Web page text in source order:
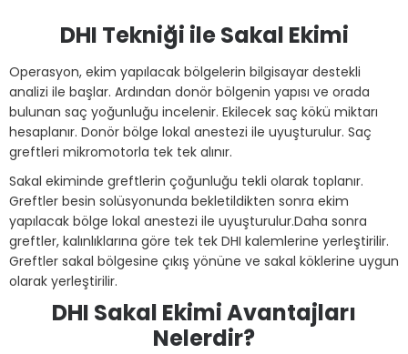
DHI Tekniği ile Sakal Ekimi
Operasyon, ekim yapılacak bölgelerin bilgisayar destekli
analizi ile başlar. Ardından donör bölgenin yapısı ve orada
bulunan saç yoğunluğu incelenir. Ekilecek saç kökü miktarı
hesaplanır. Donör bölge lokal anestezi ile uyuşturulur. Saç
greftleri mikromotorla tek tek alınır.
Sakal ekiminde greftlerin çoğunluğu tekli olarak toplanır.
Greftler besin solüsyonunda bekletildikten sonra ekim
yapılacak bölge lokal anestezi ile uyuşturulur.Daha sonra
greftler, kalınlıklarına göre tek tek DHI kalemlerine yerleştirilir.
Greftler sakal bölgesine çıkış yönüne ve sakal köklerine uygun
olarak yerleştirilir.
DHI Sakal Ekimi Avantajları
Nelerdir?